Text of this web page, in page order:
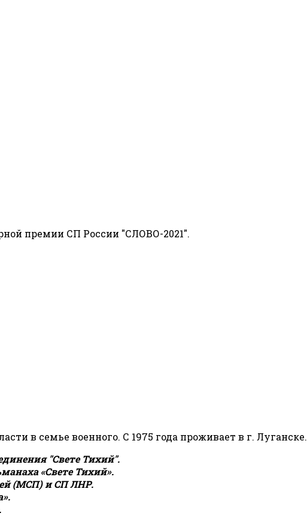
премии СП России "СЛОВО-2021".
в семье военного. С 1975 года проживает в г. Луганске.
"Свете Тихий".
«Свете Тихий».
(МСП) и СП ЛНР.
.